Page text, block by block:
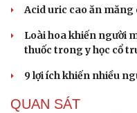
Acid uric cao ăn măng
Loài hoa khiến người
thuốc trong y học cổ
9 lợi ích khiến nhiều
QUAN SÁT